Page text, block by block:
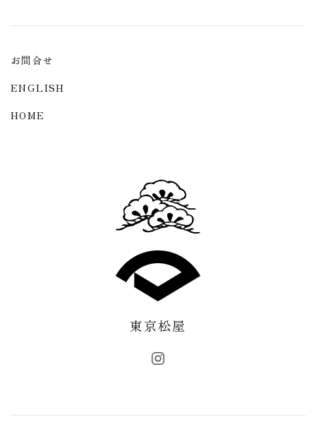
お問合せ
ENGLISH
HOME
東京松屋